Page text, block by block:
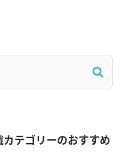
テゴリーのおすすめ